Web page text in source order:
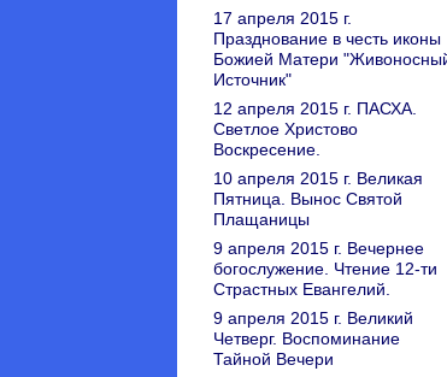
17 апреля 2015 г.
Празднование в честь иконы
Божией Матери
Источник"
12 апреля 2015 г. ПАСХА.
Светлое Христово
Воскресение.
10 апреля 2015 г. Великая
Пятница. Вынос Святой
Плащаницы
9 апреля 2015 г. Вечернее
богослужение. Чтение 12-ти
Страстных Евангелий.
9 апреля 2015 г. Великий
Четверг. Воспоминание
Тайной Вечери